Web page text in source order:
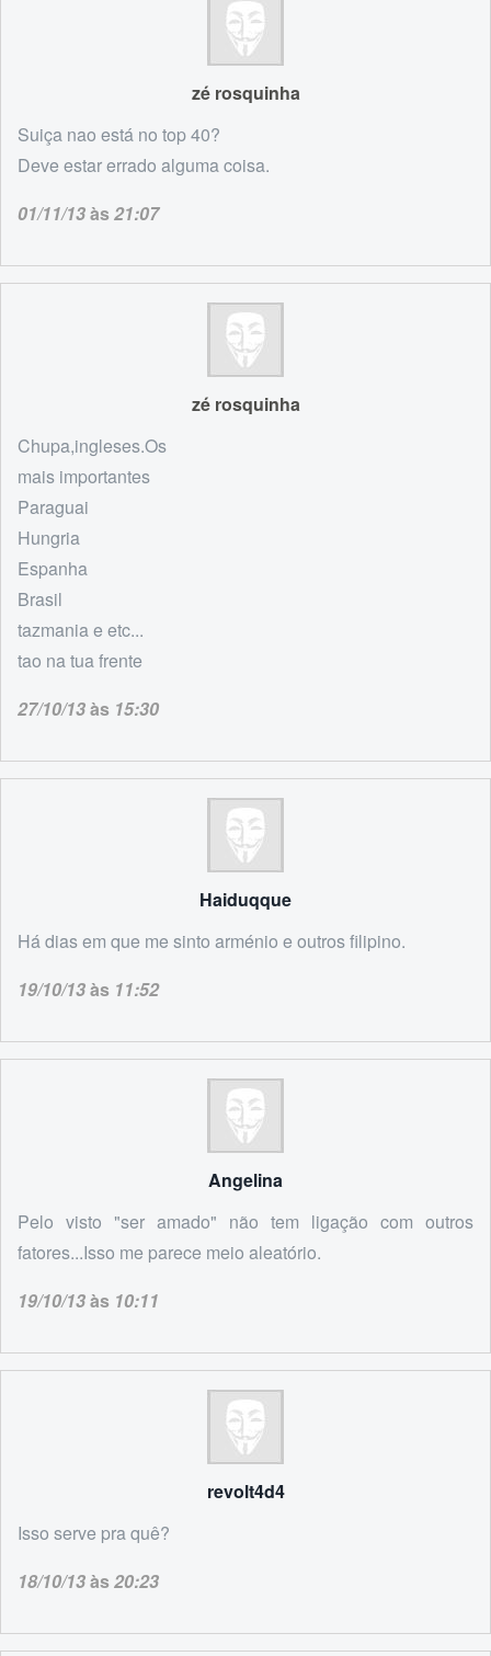
zé rosquinha
Suiça nao está no top 40?
Deve estar errado alguma coisa.
01/11/13às21:07
zé rosquinha
Chupa,ingleses.Os
mais importantes
Paraguai
Hungria
Espanha
Brasil
tazmania e etc...
tao na tua frente
27/10/13às 15:30
Haiduqque
Há dias em que me sinto arménio e outros filipino.
19/10/13às 11:52
Angelina
Pelo visto "ser amado" não tem ligação com outros
fatores...Isso me parece meio aleatório.
19/10/13às 10:11
revolt4d4
Isso serve pra quê?
18/10/13às20:23